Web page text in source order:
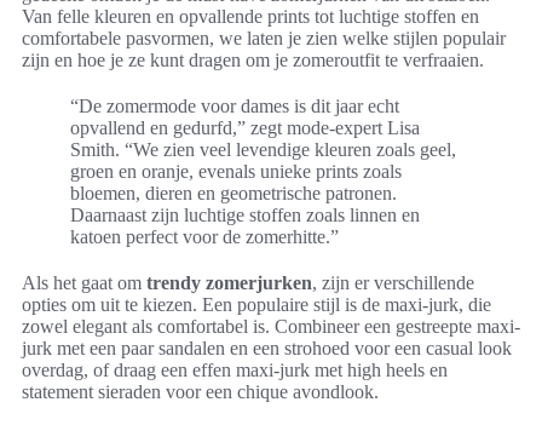
Van felle kleuren en opvallende prints tot luchtige stoffen en
comfortabele pasvormen, we laten je zien welke stijlen populair
zijn en hoe je ze kunt dragen om je zomeroutfit te verfraaien.
“De zomermode voor dames is dit jaar echt
opvallend en gedurfd,” zegt mode-expert Lisa
Smith. “We zien veel levendige kleuren zoals geel,
groen en oranje, evenals unieke prints zoals
bloemen, dieren en geometrische patronen.
Daarnaast zijn luchtige stoffen zoals linnen en
katoen perfect voor de zomerhitte.”
Als het gaat om trendy zomerjurken, zijn er verschillende
opties om uit te kiezen. Een populaire stijl is de maxi-jurk, die
zowel elegant als comfortabel is. Combineer een gestreepte maxi-
jurk met een paar sandalen en een strohoed voor een casual look
overdag, of draag een effen maxi-jurk met high heels en
statement sieraden voor een chique avondlook.